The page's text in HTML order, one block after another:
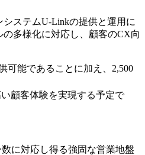
ステムU-Linkの提供と運用に
多様化に対応し、顧客のCX向
可能であることに加え、2,500
顧客体験を実現する予定で
に対応し得る強固な営業地盤